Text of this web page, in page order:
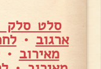
סלט סלק
ארגוב •
מאירוב •